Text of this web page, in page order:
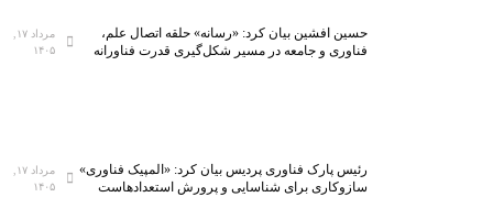
حسین افشین بیان کرد: «رسانه» حلقه اتصال علم،
فناوری و جامعه در مسیر شکل‌گیری قدرت فناورانه
مرداد ۱۷,
۱۴۰۵
رئیس پارک فناوری پردیس بیان کرد: «المپیک فناوری»
سازوکاری برای شناسایی و پرورش استعدادهاست
مرداد ۱۷,
۱۴۰۵